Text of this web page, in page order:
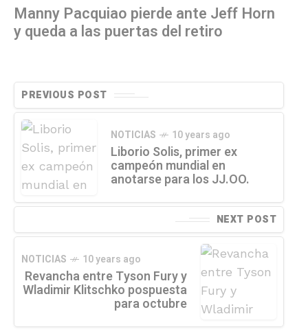
Manny Pacquiao pierde ante Jeff Horn
y queda a las puertas del retiro
PREVIOUS POST
NOTICIAS 10 years ago
Liborio Solis, primer ex
campeón mundial en
anotarse para los JJ.OO.
NEXT POST
NOTICIAS 10 years ago
Revancha entre Tyson Fury y
Wladimir Klitschko pospuesta
para octubre